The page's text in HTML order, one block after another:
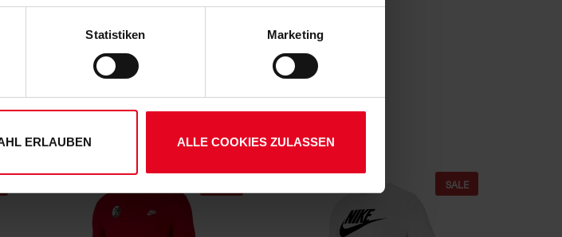
Cookies und der entsprechenden Verarbeitung Ihrer
Zwecke gem. § 25 Abs. 1 TDDDG, Art. 6 Abs. 1 lit. a DSGVO
unbedingt erforderliche Cookies eingesetzt. Ihre etwaig erteilten
Statistiken Marketing
ERLAUBEN ALLE COOKIES ZULASSEN
AUCH GEFALLEN
SALE